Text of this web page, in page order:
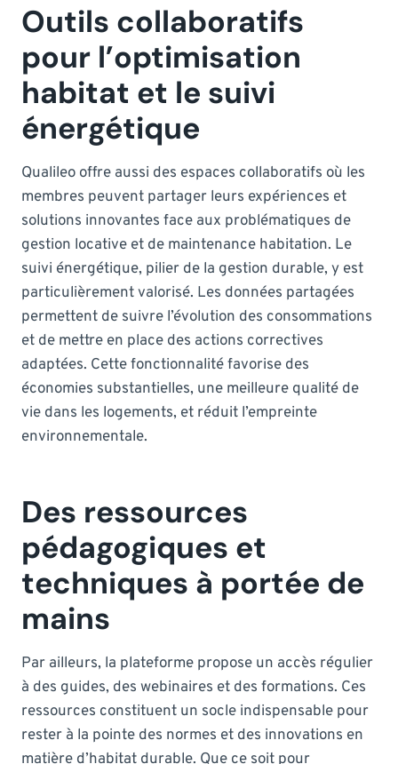
Outils collaboratifs
pour l’optimisation
habitat et le suivi
énergétique
Qualileo offre aussi des espaces collaboratifs où les
membres peuvent partager leurs expériences et
solutions innovantes face aux problématiques de
gestion locative et de maintenance habitation. Le
suivi énergétique, pilier de la gestion durable, y est
particulièrement valorisé. Les données partagées
permettent de suivre l’évolution des consommations
et de mettre en place des actions correctives
adaptées. Cette fonctionnalité favorise des
économies substantielles, une meilleure qualité de
vie dans les logements, et réduit l’empreinte
environnementale.
Des ressources
pédagogiques et
techniques à portée de
mains
Par ailleurs, la plateforme propose un accès régulier
à des guides, des webinaires et des formations. Ces
ressources constituent un socle indispensable pour
rester à la pointe des normes et des innovations en
matière d’habitat durable. Que ce soit pour